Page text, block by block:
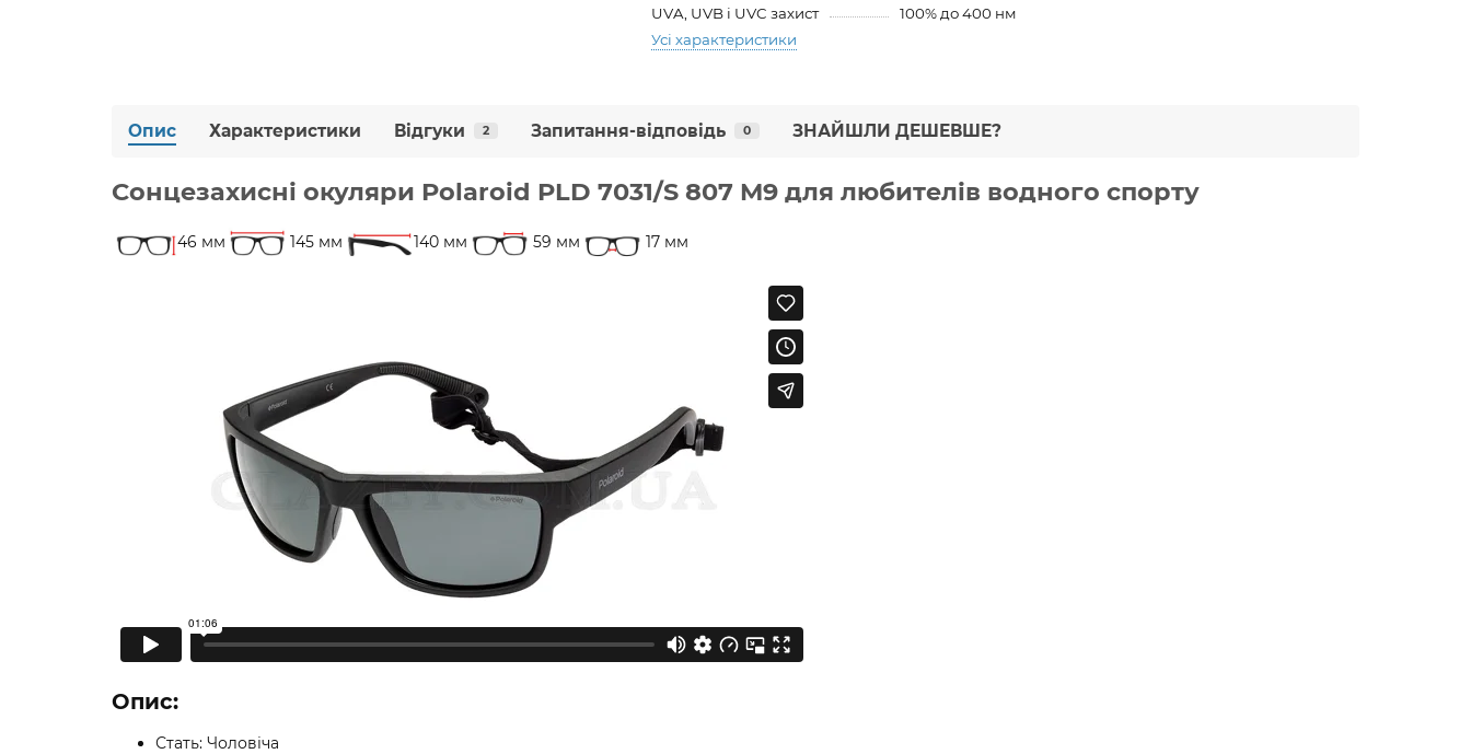
UVA, UVB і UVC захист
100% до 400 нм
Усі характеристики
Опис Характеристики Відгуки 2 Запитання-відповідь 0 ЗНАЙШЛИ ДЕШЕВШЕ?
Сонцезахисні окуляри Polaroid PLD 7031/S 807 M9 для любителів водного спорту
46 мм 145 мм 140 мм 59 мм 17 мм
Опис:
Стать: Чоловіча